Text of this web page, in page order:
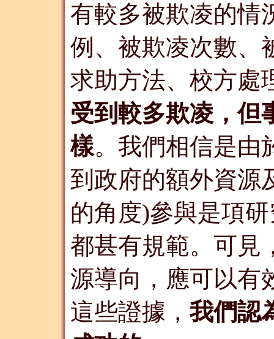
有較多被欺凌的情
例、被欺凌次數、
求助方法、校方處
受到較多欺凌，但
樣。我們相信是由
到政府的額外資源
的角度)參與是項
都甚有規範。可見
源導向，應可以有
這些證據， 我們認